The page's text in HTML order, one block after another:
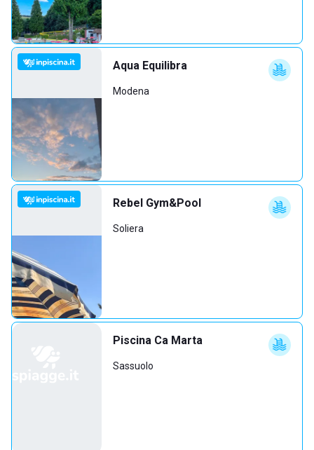
Aqua Equilibra
Modena
Rebel Gym&Pool
Soliera
Piscina Ca Marta
Sassuolo